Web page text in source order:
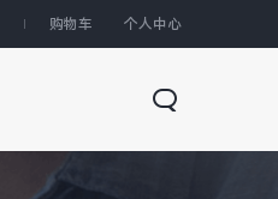
购物车 个人中心